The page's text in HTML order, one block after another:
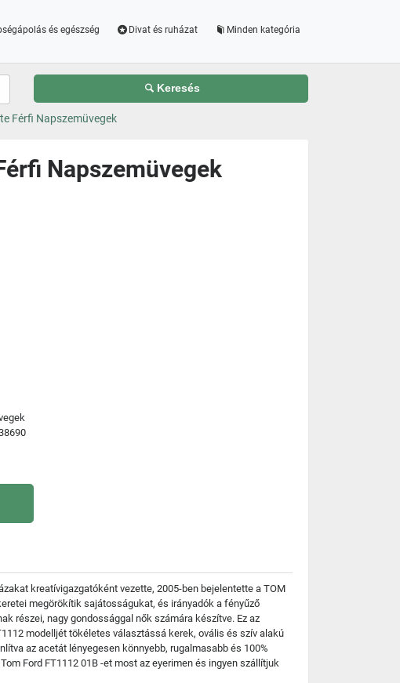
és egészség Divat és ruházat Minden kategória
Keresés
Férfi Napszemüvegek
Napszemüvegek
kreatívigazgatóként vezette, 2005-ben bejelentette a TOM
megörökítik sajátosságukat, és irányadók a fényűző
részei, nagy gondossággal nők számára készítve. Ez az
modelljét tökéletes választássá kerek, ovális és szív alakú
az acetát lényegesen könnyebb, rugalmasabb és 100%
Ford FT1112 01B -et most az eyerimen és ingyen szállítjuk